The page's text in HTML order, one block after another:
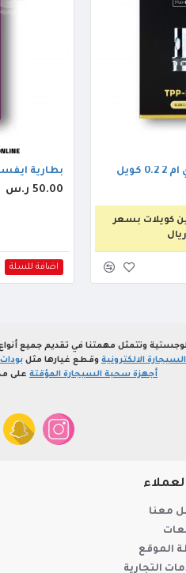
كويلات بسعر
بطارية ايفست
50.00 ر.س
اضافة للسلة
وتتمثل مهمتنا في تقديم جميع
الالكترونية وقطع غيارها مثل
أجهزة سحبة السيجارة المؤقتة على
معنا
الموقع
التجارية